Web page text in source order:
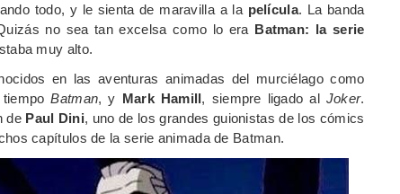
todo, y le sienta de maravilla a la película. La banda
no sea tan excelsa como lo era Batman: la serie
muy alto.
en las aventuras animadas del murciélago como
tiempoBatman, y Mark Hamill, siempre ligado al Joker.
de Paul Dini, uno de los grandes guionistas de los cómics
capítulos de la serie animada de Batman.